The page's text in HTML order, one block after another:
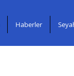
Haberler